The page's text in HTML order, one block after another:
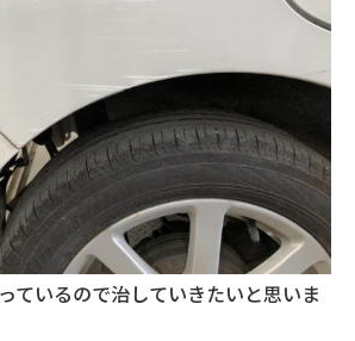
ているので治していきたいと思いま